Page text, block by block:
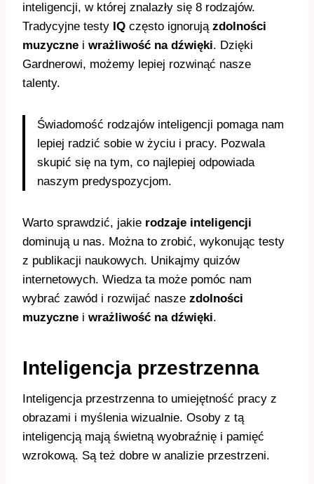
inteligencji, w której znalazły się 8 rodzajów.
Tradycyjne testy IQ często ignorują zdolności
muzyczne i wrażliwość na dźwięki. Dzięki
Gardnerowi, możemy lepiej rozwinąć nasze
talenty.
Świadomość rodzajów inteligencji pomaga nam
lepiej radzić sobie w życiu i pracy. Pozwala
skupić się na tym, co najlepiej odpowiada
naszym predyspozycjom.
Warto sprawdzić, jakie rodzaje inteligencji
dominują u nas. Można to zrobić, wykonując testy
z publikacji naukowych. Unikajmy quizów
internetowych. Wiedza ta może pomóc nam
wybrać zawód i rozwijać nasze zdolności
muzyczne i wrażliwość na dźwięki.
Inteligencja przestrzenna
Inteligencja przestrzenna to umiejętność pracy z
obrazami i myślenia wizualnie. Osoby z tą
inteligencją mają świetną wyobraźnię i pamięć
wzrokową. Są też dobre w analizie przestrzeni.